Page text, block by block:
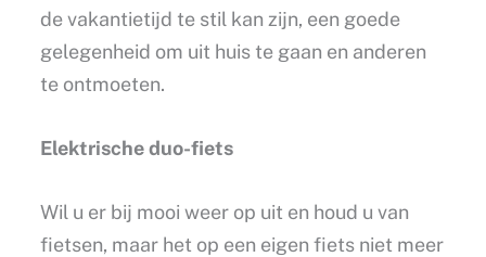
de vakantietijd te stil kan zijn, een goede
gelegenheid om uit huis te gaan en anderen
te ontmoeten.
Elektrische duo-fiets
Wil u er bij mooi weer op uit en houd u van
fietsen, maar het op een eigen fiets niet meer